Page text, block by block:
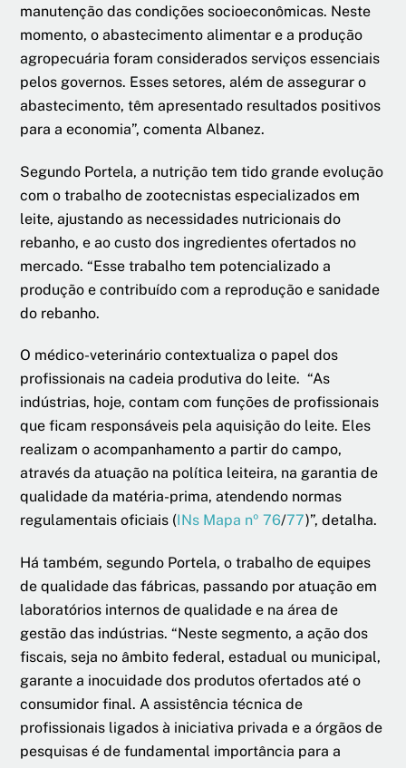
manutenção das condições socioeconômicas. Neste
momento, o abastecimento alimentar e a produção
agropecuária foram considerados serviços essenciais
pelos governos. Esses setores, além de assegurar o
abastecimento, têm apresentado resultados positivos
para a economia”, comenta Albanez.
Segundo Portela, a nutrição tem tido grande evolução
com o trabalho de zootecnistas especializados em
leite, ajustando as necessidades nutricionais do
rebanho, e ao custo dos ingredientes ofertados no
mercado. “Esse trabalho tem potencializado a
produção e contribuído com a reprodução e sanidade
do rebanho.
O médico-veterinário contextualiza o papel dos
profissionais na cadeia produtiva do leite. “As
indústrias, hoje, contam com funções de profissionais
que ficam responsáveis pela aquisição do leite. Eles
realizam o acompanhamento a partir do campo,
através da atuação na política leiteira, na garantia de
qualidade da matéria-prima, atendendo normas
regulamentais oficiais (INs Mapa nº 76/77)”, detalha.
Há também, segundo Portela, o trabalho de equipes
de qualidade das fábricas, passando por atuação em
laboratórios internos de qualidade e na área de
gestão das indústrias. “Neste segmento, a ação dos
fiscais, seja no âmbito federal, estadual ou municipal,
garante a inocuidade dos produtos ofertados até o
consumidor final. A assistência técnica de
profissionais ligados à iniciativa privada e a órgãos de
pesquisas é de fundamental importância para a